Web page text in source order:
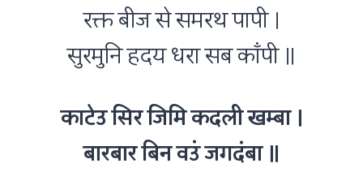
रक्त बीज से समरथ पापी ।
सुरमुनि हदय धरा सब काँपी ॥
काटेउ सिर जिमि कदली खम्बा ।
बारबार बिन वउं जगदंबा ॥